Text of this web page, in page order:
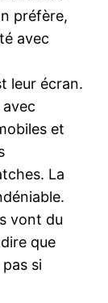
préfère,
avec
leur écran.
et
La
vont du
que
si